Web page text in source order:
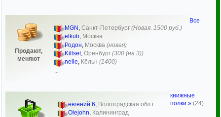
Продают,
меняют
MGN , Санкт-Петербург (Новая. 1500 руб.)
elkub, Москва
Родон Москва (новая)
Killset, Оренбург (300 (на 3))
nelle, Кёльн (1400)
евгений 6, Волгоградская обл.г …
Olejohn, Калининград
Все
книжные
полки » (24)